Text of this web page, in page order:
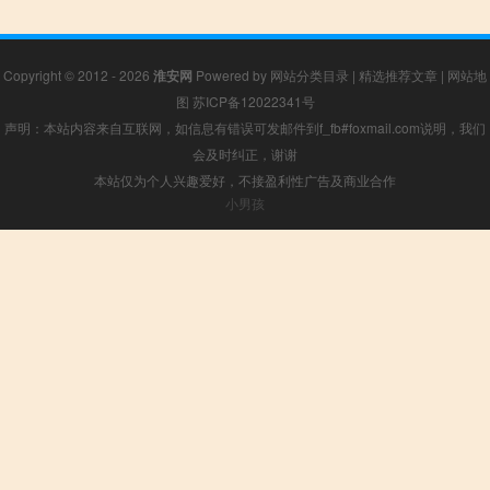
Copyright © 2012 - 2026 淮安网 Powered by 网站分类目录 | 精选推荐文章 | 网站地
图 苏ICP备12022341号
声明：本站内容来自互联网，如信息有错误可发邮件到f_fb#foxmail.com说明，我们
会及时纠正，谢谢
本站仅为个人兴趣爱好，不接盈利性广告及商业合作
小男孩